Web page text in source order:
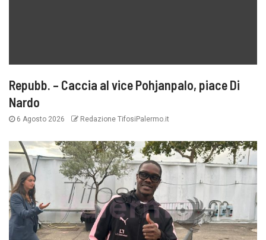
Repubb. – Caccia al vice Pohjanpalo, piace Di
Nardo
6 Agosto 2026 Redazione TifosiPalermo.it